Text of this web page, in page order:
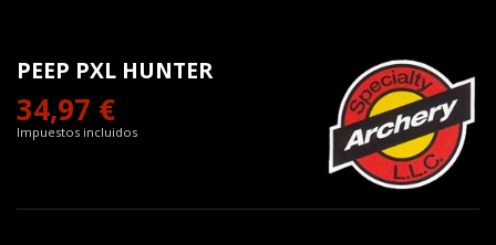
PEEP PXL HUNTER
34,97 €
Impuestos incluidos